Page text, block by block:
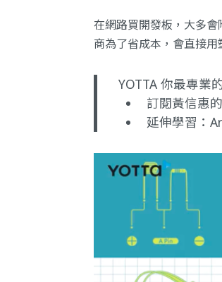
在網路買開發板，大多
商為了省成本，會直接
YOTTA 你最專業
訂閱黃信惠
延伸學習：